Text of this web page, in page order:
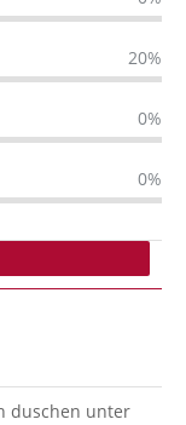
20%
0%
0%
duschen unter